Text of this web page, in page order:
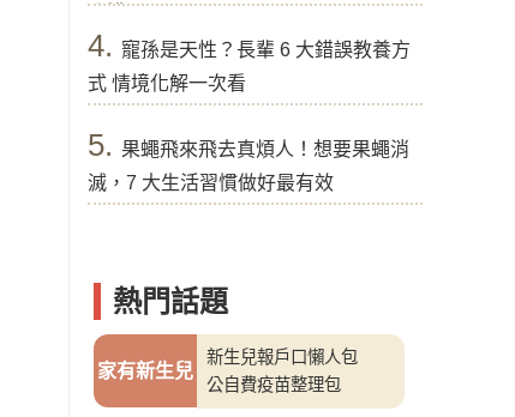
分辨
4. 寵孫是天性？長輩 6 大錯誤教養方
式 情境化解一次看
5. 果蠅飛來飛去真煩人！想要果蠅消
滅，7 大生活習慣做好最有效
熱門話題
家有新生兒
新生兒報戶口懶人包
公自費疫苗整理包